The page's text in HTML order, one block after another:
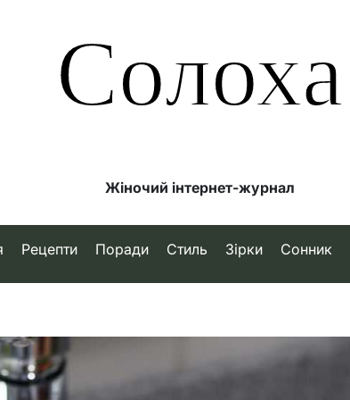
Солоха
Жіночий інтернет-журнал
Рецепти Поради Стиль Зірки Сонник